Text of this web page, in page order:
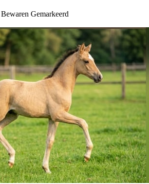
Bewaren Gemarkeerd